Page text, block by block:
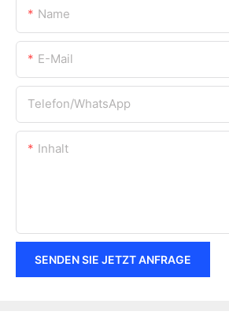
Name
E-Mail
Telefon/WhatsApp
Inhalt
SENDEN SIE JETZT ANFRAGE